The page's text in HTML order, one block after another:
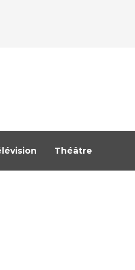
Théâtre